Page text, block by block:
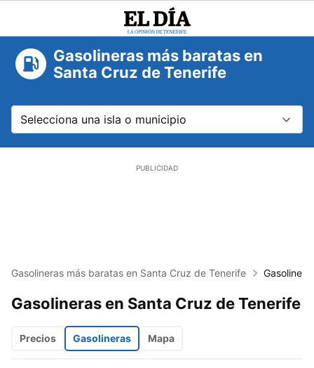
Día
Gasolineras más baratas en
Santa Cruz de Tenerife
Tenerife
Selecciona una isla o municipio
Gasolineras más baratas en Santa Cruz de Tenerife
Gasolineras en Santa Cruz de Tenerife
Precios Gasolineras Mapa